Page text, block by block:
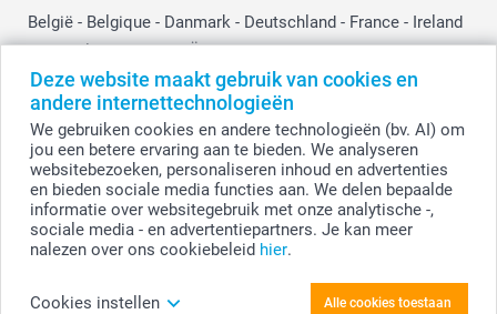
Deze website maakt gebruik van cookies en
andere internettechnologieën
We gebruiken cookies en andere technologieën (bv. AI) om
jou een betere ervaring aan te bieden. We analyseren
websitebezoeken, personaliseren inhoud en advertenties
en bieden sociale media functies aan. We delen bepaalde
informatie over websitegebruik met onze analytische -,
sociale media - en advertentiepartners. Je kan meer
nalezen over ons cookiebeleid hier.
Cookies instellen Alle cookies toestaan
België - Belgique - Danmark - Deutschland - France - Ireland
- Nederland - Norge - Österreich - Schweiz - Suisse -
Switzerland - Suomi - Sverige - United Kingdom -
Other Countries
Alle prijzen zijn in EURO (€) inclusief BTW en exclusief verzendkosten.